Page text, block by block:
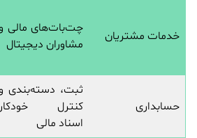
خدمات مشتریان
چت‌بات‌های مالی و
مشاوران دیجیتال
حسابداری
ثبت، دسته‌بندی و
کنترل خودکار
اسناد مالی